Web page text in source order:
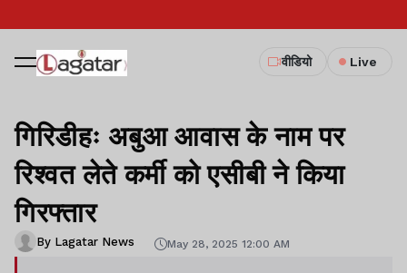
वीडियो Live
गिरिडीहः अबुआ आवास के नाम पर
रिश्वत लेते कर्मी को एसीबी ने किया
गिरफ्तार
By Lagatar News May 28, 2025 12:00 AM